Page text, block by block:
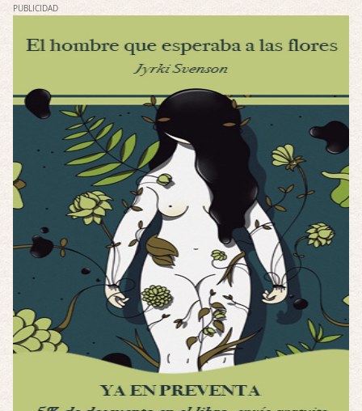
Por: FrancHis
Yo justo fui a verla ayer al cine y la ver …
Por encima de tu cadáver
Por: Luar
Interesante cuando avanza, le falta algo d …
Por encima de tu cadáver
Por: Luar
Interesante cuando avanza, le falta algo d …
Possession
Se llama la posesión en castellano, está …
Obsession
Por: Mariano
Una película normalita, nada del otro mun …
PUBLICIDAD